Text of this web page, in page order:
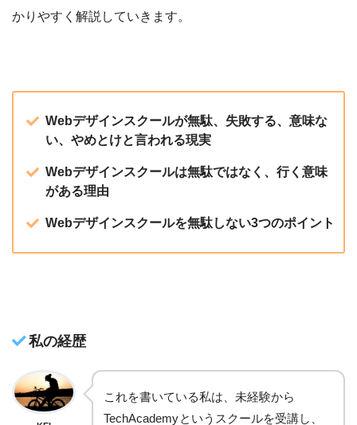
かりやすく解説していきます。
Webデザインスクールが無駄、失敗する、意味な
い、やめとけと言われる現実
Webデザインスクールは無駄ではなく、行く意味
がある理由
Webデザインスクールを無駄しない3つのポイント
私の経歴
これを書いている私は、未経験から
TechAcademyというスクールを受講し、